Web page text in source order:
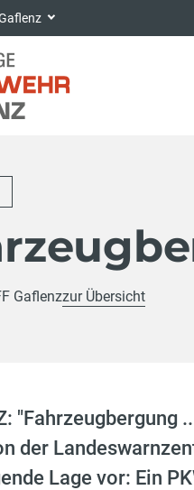
Gaflenzzur Übersicht
"Fahrzeugbergung
der
Lage vor: Ein